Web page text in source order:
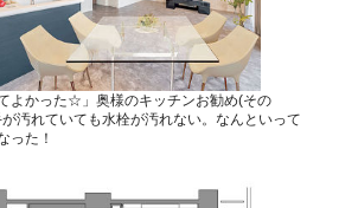
よかった☆」奥様のキッチンお勧め(その
汚れていても水栓が汚れない。なんといって
った！